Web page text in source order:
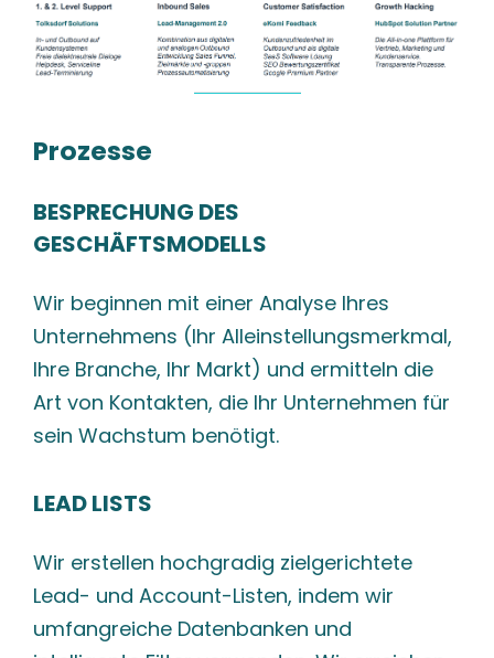
Prozesse
BESPRECHUNG DES
GESCHÄFTSMODELLS
Wir beginnen mit einer Analyse Ihres
Unternehmens (Ihr Alleinstellungsmerkmal,
Ihre Branche, Ihr Markt) und ermitteln die
Art von Kontakten, die Ihr Unternehmen für
sein Wachstum benötigt.
LEAD LISTS
Wir erstellen hochgradig zielgerichtete
Lead- und Account-Listen, indem wir
umfangreiche Datenbanken und